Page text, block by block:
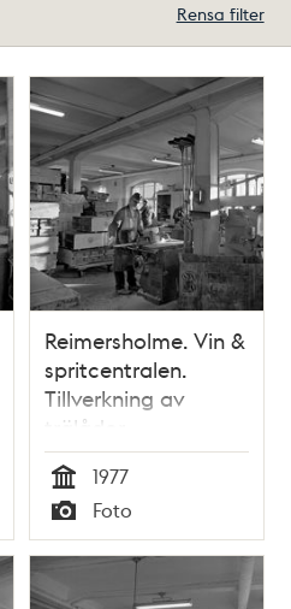
Rensa filter
Reimersholme. Vin &
spritcentralen.
Tillverkning av
trälådor
Tid
1977
Typ
Foto